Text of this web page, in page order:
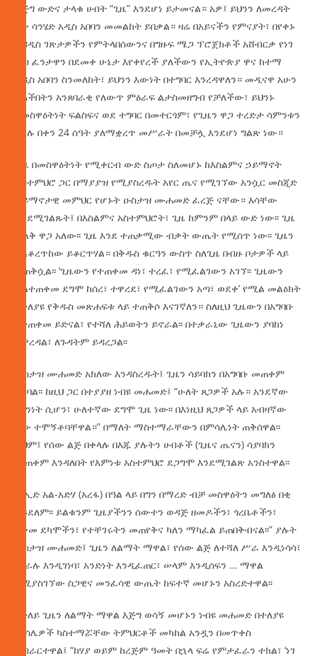
እጅግ ውድና ታላቁ ሀብት “ጊዜ” እንደሆነ ይታመናል። አዎ፤ ይህንን ለመረዳት
ሩቅ ሳንሄድ አዲስ አበባን መመልከት ይበቃል። ዛሬ በአይናችን የምናያት፣ በየቀኑ
አዳዲስ ገጽታዎችን የምትላበሰውንና በግዙፍ ሜጋ ፕሮጀክቶች አሸብርቃ የነገ
እጣ ፈንታዋን በደመቀ ሁኔታ እየቀየረች ያለችውን የኢትዮጵያ ዋና ከተማ
አዲስ አበባን ስንመለከት፣ ይህንን እውነት በተግባር እንረዳዋለን። መዲናዋ አሁን
ያለችበትን አንጸባራቂ የለውጥ ምዕራፍ ልታስመዘግብ የቻለችው፣ ይህንኑ
የመስዋዕትነት ፍልስፍና ወደ ተግባር በመተርጎም፣ የጊዜን ዋጋ ተረድታ ሳምንቱን
ሙሉ በቀን 24 ሰዓት ያለማቋረጥ መሥራት በመቻሏ እንደሆነ ግልጽ ነው።
ጊዜ በመስዋዕትነት የሚቀርብ ውድ ስጦታ ስለመሆኑ ከእስልምና ኃይማኖት
አስተምህሮ ጋር በማያያዝ የሚያስረዱት አየር ጤና የሚገኘው አንሷር መስጂድ
ኃይማኖታዊ መምህር የሆኑት ዑስታዝ ሙሐመድ ፈረጅ ናቸው። እሳቸው
እንደሚገልጹት፤ በእስልምና አስተምህሮት፣ ጊዜ ከምንም በላይ ውድ ነው፡፡ ጊዜ
ትልቅ ዋጋ አለው፡፡ ጊዜ እንደ ተጠቃሚው ብቃት ውጤት የሚሰጥ ነው፡፡ ጊዜን
ካልቆረጥከው ይቆርጥሃል። በቅዱስ ቁርዓን ውስጥ ስለጊዜ በብዙ ቦታዎች ላይ
ተጠቅሷል፡፡ ‘ጊዜውን የተጠቀመ ዳነ፣ ተረፈ፣ የሚፈልገውን አገኘ፡፡ ጊዜውን
ያልተጠቀመ ደግሞ ከሰረ፣ ተዋረደ፣ የሚፈልገውን አጣ፣ ወደቀ’ የሚል መልዕክት
በተለያዩ የቅዱስ መጽሐፍቱ ላይ ተጠቅሶ እናገኛለን። ስለዚህ ጊዜውን በአግባቡ
የተጠቀመ ይድናል፣ የተሻለ ሕይወትን ይኖራል፡፡ በተቃራኒው ጊዜውን ያባከነ
ይዋረዳል፣ ለጉዳትም ይዳረጋል፡፡
ዑስታዝ ሙሐመድ አክለው እንዳስረዱት፤ ጊዜን ሳይባክን በአግባቡ መጠቀም
ይገባል፡፡ ከዚህ ጋር በተያያዘ ነብዩ መሐመድ፤ “ሁለት ጸጋዎች አሉ። አንደኛው
ጤንነት ሲሆን፣ ሁለተኛው ደግሞ ጊዜ ነው፡፡ በእነዚህ ጸጋዎች ላይ አብዛኛው
ሰው ተሞኝቶባቸዋል።” በማለት ማስተማራቸውን በምሳሌነት ጠቅሰዋል፡፡
ይህም፤ የሰው ልጅ በቀላሉ በእጁ ያሉትን ሀብቶች (ጊዜና ጤናን) ሳያባክን
መጠቀም እንዳለበት የእምነቱ አስተምህሮ ደጋግሞ እንደሚገልጽ አንስተዋል፡፡
“በኢድ አል-አድሃ (አረፋ) በዓል ላይ በግን በማረድ ብቻ መስዋዕትን መግለፅ በቂ
አይደለም፡፡ ይልቁንም ጊዜያችንን ሰውተን ወዳጅ ዘመዶችን፣ ጎረቤቶችን፣
አቅመ ደካሞችን፣ የተቸገሩትን መጠየቅና ካለን ማካፈል ይጠበቅብናል፡፡” ያሉት
ዑስታዝ ሙሐመድ፤ ጊዜን ለልማት ማዋል፣ የሰው ልጅ ለተሻለ ሥራ እንዲነሳሳ፣
ሞራሉ እንዲገነባ፣ አንድነት እንዲፈጠር፣ ሠላም እንዲሰፍን … ማዋል
የሚያስገኘው ስጋዊና መንፈሳዊ ውጤት ከፍተኛ መሆኑን አስረድተዋል፡፡
በተለይ ጊዜን ለልማት ማዋል እጅግ ወሳኝ መሆኑን ነብዩ መሐመድ በተለያዩ
ምሳሌዎች ካስተማሯቸው ትምህርቶች መካከል አንዷን በመጥቀስ
አብራርተዋል፤ “ከሃያ ወይም ከረጅም ዓመት በኋላ ፍሬ የምታፈራን ተክል፣ ‘ነገ